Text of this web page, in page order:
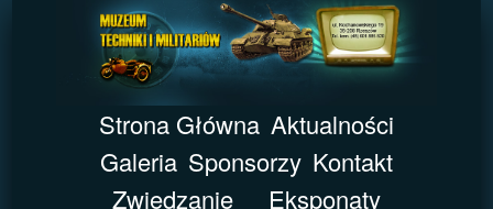
Strona Główna Aktualności
Galeria Sponsorzy Kontakt
Zwiedzanie
Eksponaty